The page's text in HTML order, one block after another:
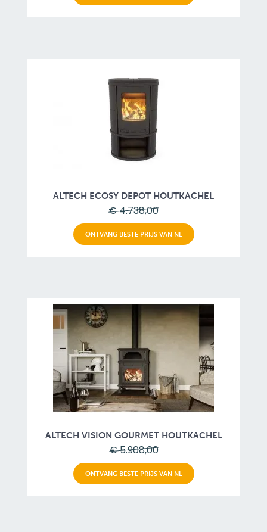
ALTECH ECOSY DEPOT HOUTKACHEL
€ 4.738,00
ONTVANG BESTE PRIJS VAN NL
ALTECH VISION GOURMET HOUTKACHEL
€ 5.908,00
ONTVANG BESTE PRIJS VAN NL